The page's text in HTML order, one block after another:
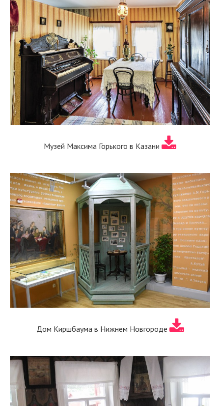
Музей Максима Горького в Казани
Дом Киршбаума в Нижнем Новгороде